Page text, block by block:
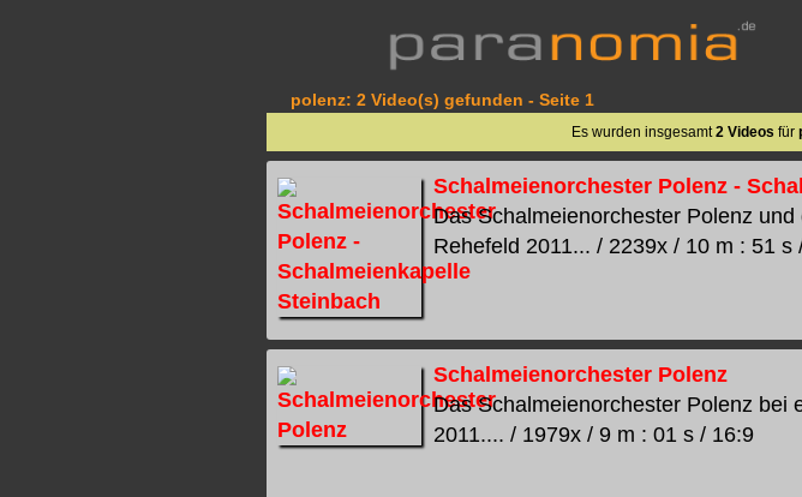
polenz: 2 Video(s) gefunden - Seite 1
Es wurden insgesamt2 Videos für
Schalmeienorchester Polenz -
Das Schalmeienorchester Polenz
Rehefeld 2011... / 2239x / 10 m : 51 s
Schalmeienorchester Polenz
Das Schalmeienorchester Polenz bei
2011.... / 1979x / 9 m : 01 s / 16:9